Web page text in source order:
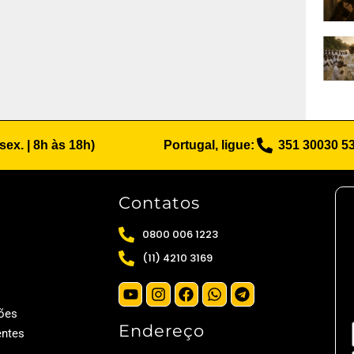
| 8h às 18h) Portugal, ligue: 351 30030
Contatos
0800 006 1223
(11) 4210 3169
Endereço